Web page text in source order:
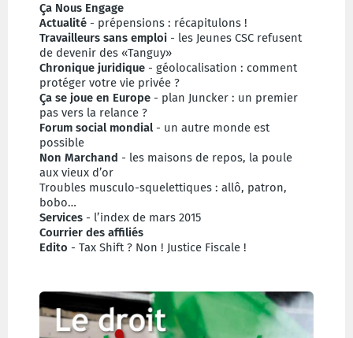
Ça Nous Engage
Actualité - prépensions : récapitulons !
Travailleurs sans emploi - les Jeunes CSC refusent
de devenir des «Tanguy»
Chronique juridique - géolocalisation : comment
protéger votre vie privée ?
Ça se joue en Europe - plan Juncker : un premier
pas vers la relance ?
Forum social mondial- un autre monde est
possible
Non Marchand - les maisons de repos, la poule
aux vieux d’or
Troubles musculo-squelettiques : allô, patron,
bobo…
Services - l’index de mars 2015
Courrier des affiliés
Edito - Tax Shift ? Non ! Justice Fiscale !